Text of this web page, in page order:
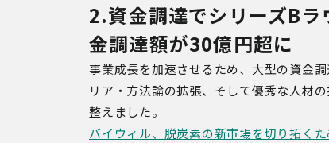
2.資金調達でシリーズBラ
金調達額が30億円超に
事業成長を加速させるため、大型の資金
リア・方法論の拡張、そして優秀な人材
整えました。
バイウィル、脱炭素の新市場を切り拓く